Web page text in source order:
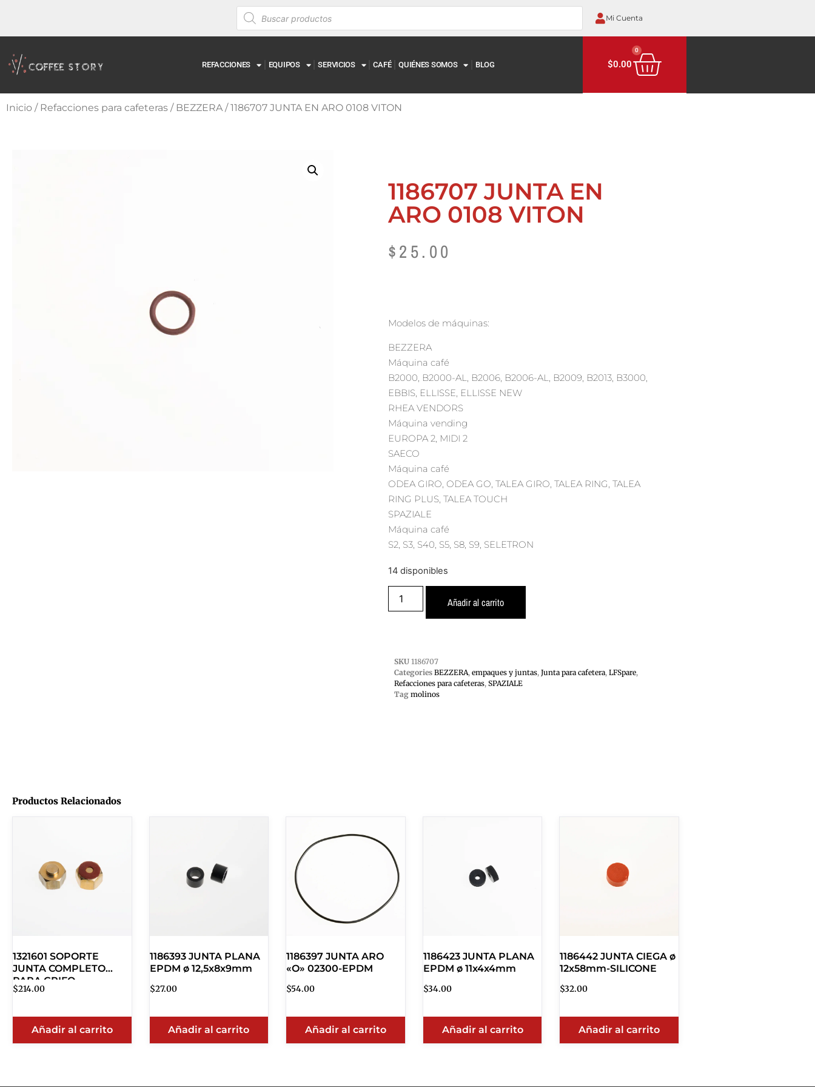
Mi Cuenta
REFACCIONES EQUIPOS SERVICIOS CAFÉ QUIÉNES SOMOS BLOG $0.00
0
Inicio / Refacciones para cafeteras / BEZZERA/ 1186707 JUNTA EN ARO 0108 VITON
1186707 JUNTA EN
ARO 0108 VITON
$25.00
Modelos de máquinas:
BEZZERA
Máquina café
B2000, B2000-AL, B2006, B2006-AL, B2009, B2013, B3000,
EBBIS, ELLISSE, ELLISSE NEW
RHEA VENDORS
Máquina vending
EUROPA 2, MIDI 2
SAECO
Máquina café
ODEA GIRO, ODEA GO, TALEA GIRO, TALEA RING, TALEA
RING PLUS, TALEA TOUCH
SPAZIALE
Máquina café
S2, S3, S40, S5, S8, S9, SELETRON
14 disponibles
Añadir al carrito
SKU 1186707
Categories BEZZERA, empaques y juntas, Junta para cafetera, LFSpare,
Refacciones para cafeteras, SPAZIALE
Tag molinos
Productos Relacionados
1321601 SOPORTE
JUNTA COMPLETO
PARA GRIFO
$214.00
Añadir al carrito
1186393 JUNTA PLANA
EPDM ø 12,5x8x9mm
$27.00
Añadir al carrito
1186397 JUNTA ARO
«O» 02300-EPDM
$54.00
Añadir al carrito
1186423 JUNTA PLANA
EPDM ø 11x4x4mm
$34.00
Añadir al carrito
1186442 JUNTA CIEGA ø
12x58mm-SILICONE
$32.00
Añadir al carrito